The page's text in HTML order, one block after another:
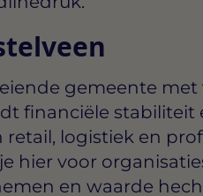
gemeente met
financiële stabiliteit
logistiek en
hier voor
en waarde